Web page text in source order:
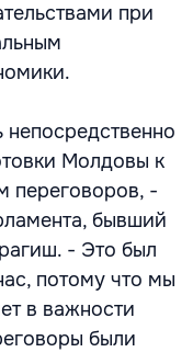
при
Молдовы к
переговоров, -
бывший
- Это был
потому что мы
в важности
были